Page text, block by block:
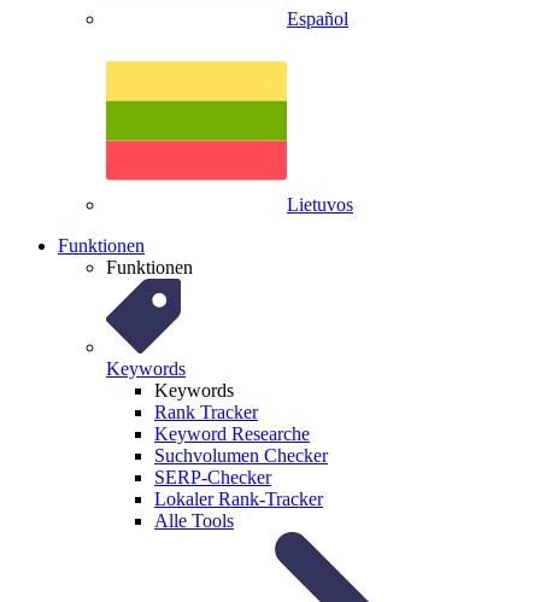
Español
Lietuvos
Funktionen
Funktionen
Keywords
Keywords
Rank Tracker
Keyword Researche
Suchvolumen Checker
SERP-Checker
Lokaler Rank-Tracker
Alle Tools